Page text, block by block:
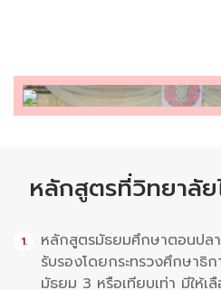
หลักสูตรที่วิทยาลั
หลักสูตรมัธยมศึกษาตอนปล
รับรองโดยกระทรวงศึกษาธิ
มัธยม 3 หรือเทียบเท่า มีให้